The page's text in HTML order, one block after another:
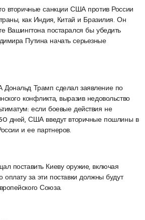
вторичные санкции США против России
как Индия, Китай и Бразилия. Он
Вашингтона постарался бы убедить
Путина начать серьезные
Трамп сделал заявление по
конфликта, выразив недовольство
если боевые действия не
50 дней, США введут вторичные пошлины в
и ее партнеров.
поставить Киеву оружие, включая
за эти поставки должны будут
Союза.